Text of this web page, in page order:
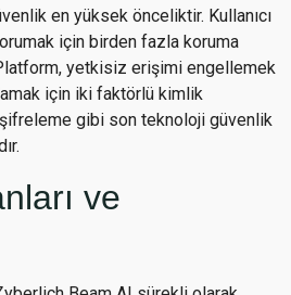
en yüksek önceliktir. Kullanıcı
için birden fazla koruma
yetkisiz erişimi engellemek
için iki faktörlü kimlik
gibi son teknoloji güvenlik
ve